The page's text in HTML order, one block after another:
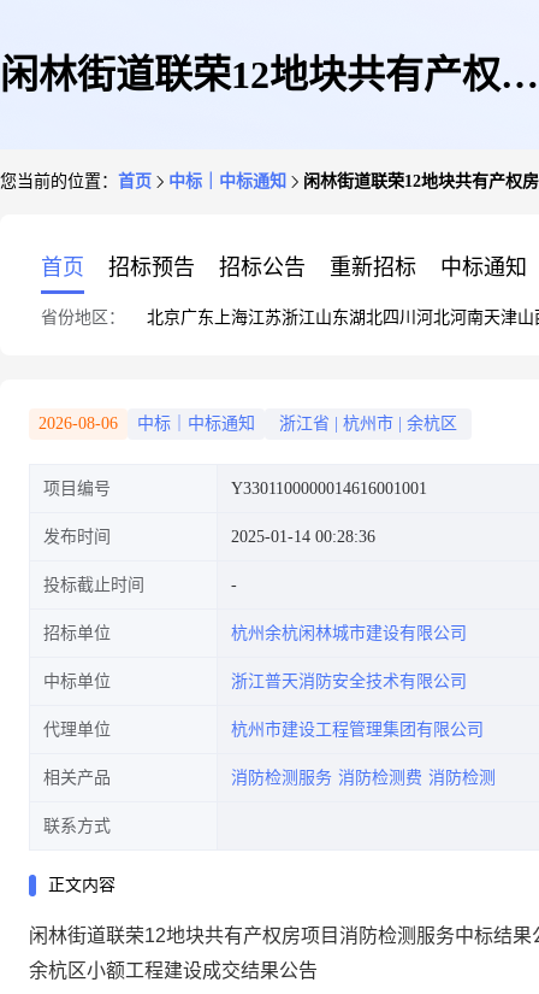
闲林街道联荣12地块共有产权房
您当前的位置： 首页 中标｜中标通知 闲林街道联荣12地块共有产权
首页 招标预告 招标公告 重新招标 中标通知
省份地区： 北京广东 上海江苏浙江山东湖北四川 河北河南天津山
2026-08-06 中标｜中标通知 浙江省 杭州市 余杭区
项目编号 Y3301100000014616001001
发布时间 2025-01-14 00:28:36
投标截止时间
招标单位 杭州余杭闲林城市建设有限公司
中标单位 浙江普天消防安全技术有限公司
代理单位 杭州市建设工程管理集团有限公司
相关产品 消防检测服务 消防检测费 消防检测
联系方式
正文内容
闲林街道联荣12地块共有产权房项目消防检测服务中标结果
余杭区小额工程建设成交结果公告